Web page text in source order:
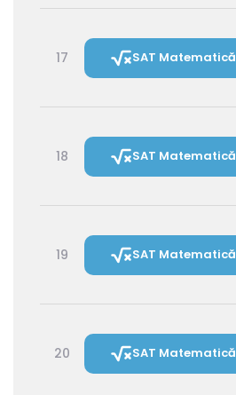
17 SAT Matematică
18 SAT Matematică
19 SAT Matematică
20 SAT Matematică